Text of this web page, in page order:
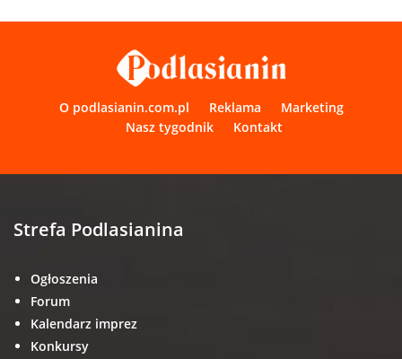
O podlasianin.com.pl Reklama
Marketing
Nasz tygodnik
Kontakt
Strefa Podlasianina
Ogłoszenia
Forum
Kalendarz imprez
Konkursy